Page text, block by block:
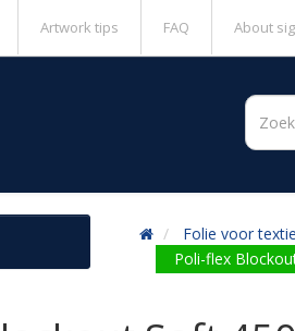
Artwork tips FAQ About
Folie voor
Poli-flex